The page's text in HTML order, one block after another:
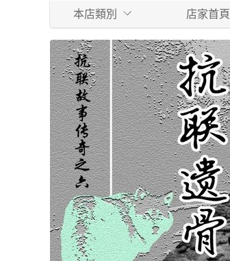
本店類別 店家首頁